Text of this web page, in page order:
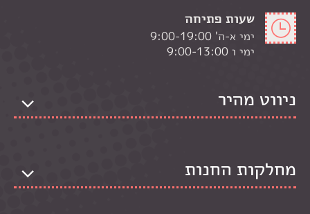
שעות פתיחה
ימי א-ה' 9:00-19:00
ימי ו 9:00-13:00
ניווט מהיר
מחלקות החנות